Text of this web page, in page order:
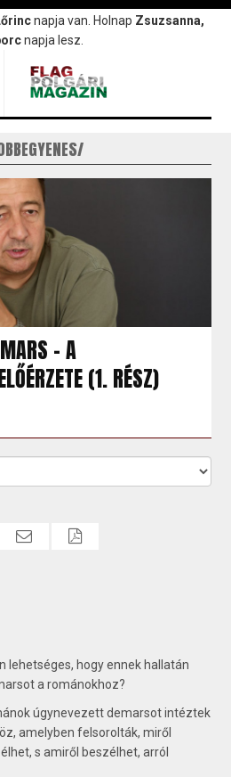
napja van. Holnap Zsuzsanna,
napja lesz.
– A
(1. RÉSZ)
lehetséges, hogy ennek hallatán
a románokhoz?
úgynevezett demarsot intéztek
amelyben felsorolták, miről
s amiről beszélhet, arról